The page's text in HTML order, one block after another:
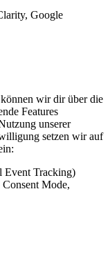
Google
wir dir über die
Features
unserer
setzen wir auf
Event Tracking)
Mode,